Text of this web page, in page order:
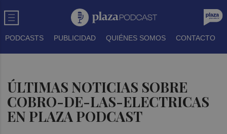
PODCASTS PUBLICIDAD QUIÉNES SOMOS CONTACTO
ÚLTIMAS NOTICIAS SOBRE
COBRO-DE-LAS-ELECTRICAS
EN PLAZA PODCAST